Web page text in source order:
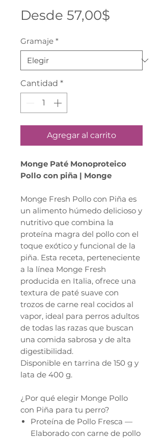
Desde 57,00$
oferta
Gramaje *
Cantidad *
Agregar al carrito
Monge Paté Monoproteico
Pollo con piña | Monge
Monge Fresh Pollo con Piña es
un alimento húmedo delicioso y
nutritivo que combina la
proteína magra del pollo con el
toque exótico y funcional de la
piña. Esta receta, perteneciente
a la línea Monge Fresh
producida en Italia, ofrece una
textura de paté suave con
trozos de carne real cocidos al
vapor, ideal para perros adultos
de todas las razas que buscan
una comida sabrosa y de alta
digestibilidad.
Disponible en tarrina de 150 g y
lata de 400 g.
¿Por qué elegir Monge Pollo
con Piña para tu perro?
Proteína de Pollo Fresca —
Elaborado con carne de pollo